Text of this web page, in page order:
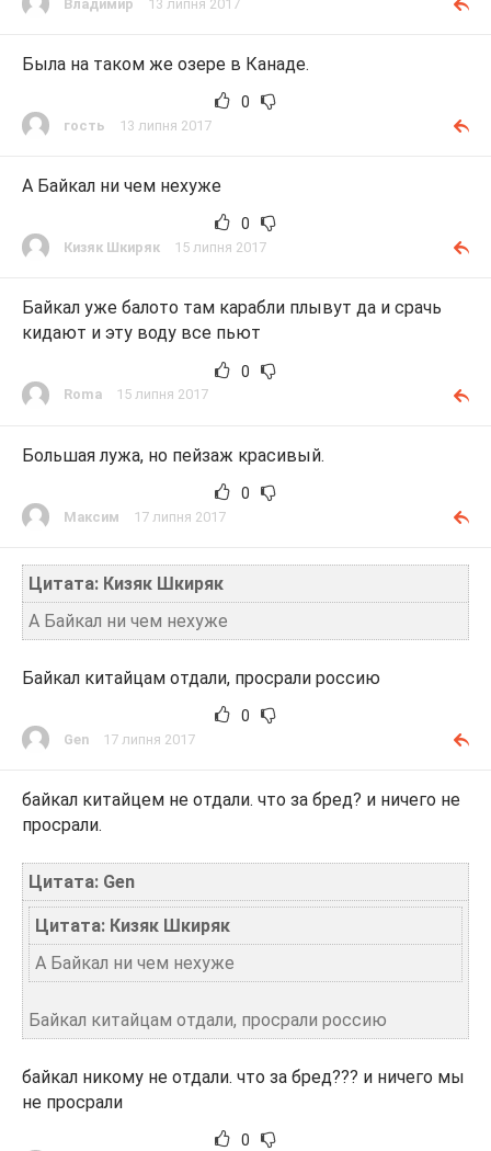
Владимир 13 липня 2017
Была на таком же озере в Канаде.
0
гость 13 липня 2017
А Байкал ни чем нехуже
0
Кизяк Шкиряк 15 липня 2017
Байкал уже балото там карабли плывут да и срачь
кидают и эту воду все пьют
0
Roma 15 липня 2017
Большая лужа, но пейзаж красивый.
0
Максим 17 липня 2017
Цитата: Кизяк Шкиряк
А Байкал ни чем нехуже
Байкал китайцам отдали, просрали россию
0
Gen 17 липня 2017
байкал китайцем не отдали. что за бред? и ничего не
просрали.
Цитата: Gen
Цитата: Кизяк Шкиряк
А Байкал ни чем нехуже
Байкал китайцам отдали, просрали россию
байкал никому не отдали. что за бред??? и ничего мы
не просрали
0